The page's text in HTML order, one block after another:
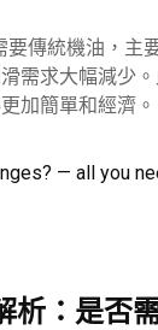
要傳統機油，主
需求大幅減少
加簡單和經濟。
— all you
析：是否